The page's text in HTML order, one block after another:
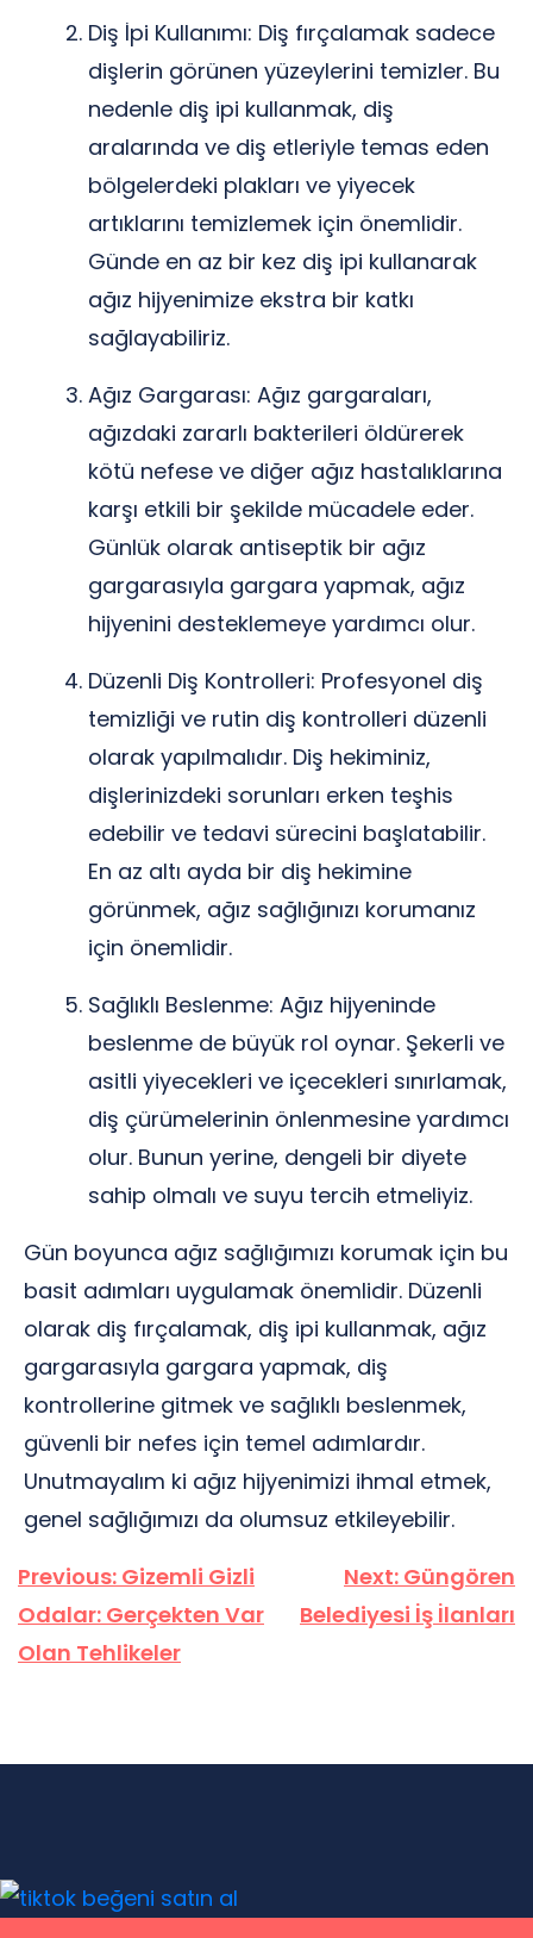
Diş İpi Kullanımı: Diş fırçalamak sadece
dişlerin görünen yüzeylerini temizler. Bu
nedenle diş ipi kullanmak, diş
aralarında ve diş etleriyle temas eden
bölgelerdeki plakları ve yiyecek
artıklarını temizlemek için önemlidir.
Günde en az bir kez diş ipi kullanarak
ağız hijyenimize ekstra bir katkı
sağlayabiliriz.
Ağız Gargarası: Ağız gargaraları,
ağızdaki zararlı bakterileri öldürerek
kötü nefese ve diğer ağız hastalıklarına
karşı etkili bir şekilde mücadele eder.
Günlük olarak antiseptik bir ağız
gargarasıyla gargara yapmak, ağız
hijyenini desteklemeye yardımcı olur.
Düzenli Diş Kontrolleri: Profesyonel diş
temizliği ve rutin diş kontrolleri düzenli
olarak yapılmalıdır. Diş hekiminiz,
dişlerinizdeki sorunları erken teşhis
edebilir ve tedavi sürecini başlatabilir.
En az altı ayda bir diş hekimine
görünmek, ağız sağlığınızı korumanız
için önemlidir.
Sağlıklı Beslenme: Ağız hijyeninde
beslenme de büyük rol oynar. Şekerli ve
asitli yiyecekleri ve içecekleri sınırlamak,
diş çürümelerinin önlenmesine yardımcı
olur. Bunun yerine, dengeli bir diyete
sahip olmalı ve suyu tercih etmeliyiz.
Gün boyunca ağız sağlığımızı korumak için bu
basit adımları uygulamak önemlidir. Düzenli
olarak diş fırçalamak, diş ipi kullanmak, ağız
gargarasıyla gargara yapmak, diş
kontrollerine gitmek ve sağlıklı beslenmek,
güvenli bir nefes için temel adımlardır.
Unutmayalım ki ağız hijyenimizi ihmal etmek,
genel sağlığımızı da olumsuz etkileyebilir.
Yazı
gezinmesi
Previous: Gizemli Gizli
Odalar: Gerçekten Var
Olan Tehlikeler
Next: Güngören
Belediyesi İş İlanları